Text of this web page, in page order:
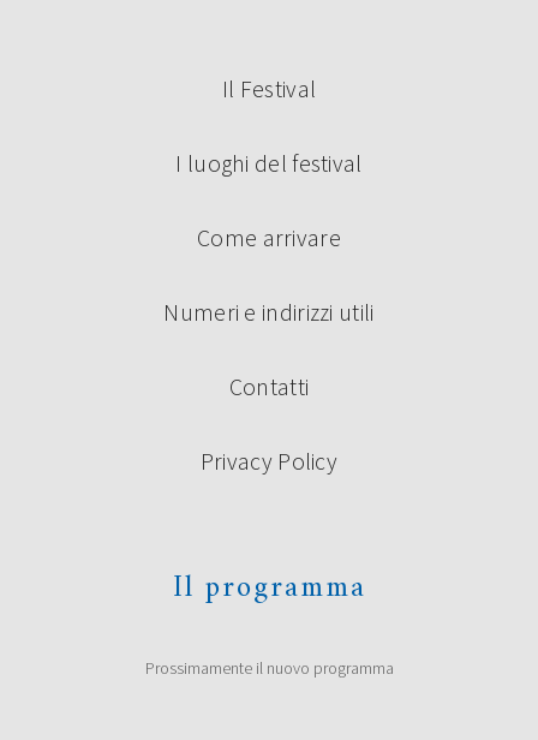
Il Festival
I luoghi del festival
Come arrivare
Numeri e indirizzi utili
Contatti
Privacy Policy
Il programma
Prossimamente il nuovo programma